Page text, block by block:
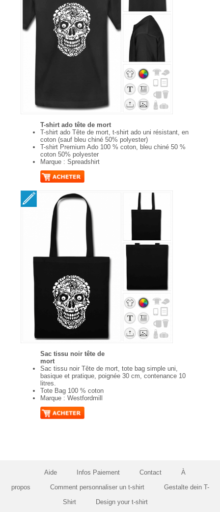
T-shirt ado tête de mort
T-shirt ado Tête de mort, t-shirt ado uni résistant, en
coton (sauf bleu chiné 50% polyester)
T-shirt Premium Ado 100 % coton, bleu chiné 50 %
coton 50% polyester
Marque : Spreadshirt
Sac tissu noir tête de
mort
Sac tissu noir Tête de mort, tote bag simple uni,
basique et pratique, poignée 30 cm, contenance 10
litres.
Tote Bag 100 % coton
Marque : Westfordmill
Aide Infos Paiement Contact
À
propos
Comment personnaliser un t-shirt
Gestalte dein T-
Shirt
Design your t-shirt